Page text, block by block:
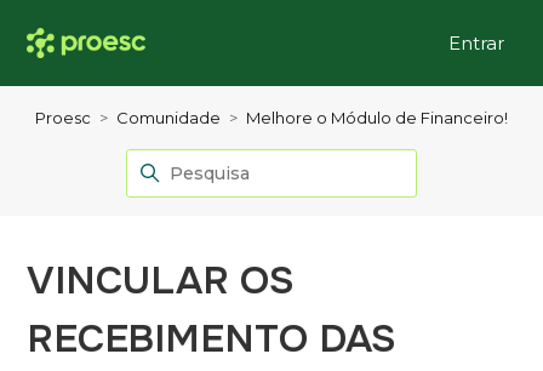
Entrar
Proesc Comunidade Melhore o Módulo de Financeiro!
VINCULAR OS
RECEBIMENTO DAS